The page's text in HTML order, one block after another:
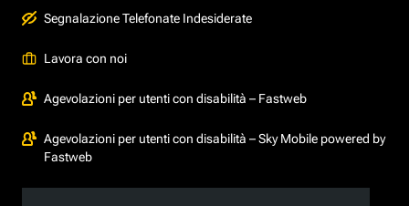
Segnalazione Telefonate Indesiderate
Lavora con noi
Agevolazioni per utenti con disabilità – Fastweb
Agevolazioni per utenti con disabilità – Sky Mobile powered by
Fastweb